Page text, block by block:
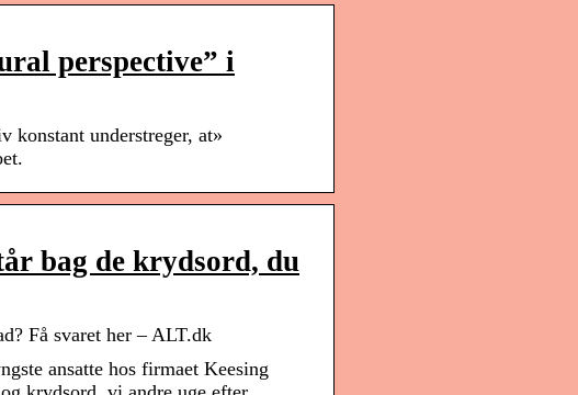
perspective” i
understreger, at»
bag de krydsord, du
Få svaret her – ALT.dk
ansatte hos firmaet Keesing